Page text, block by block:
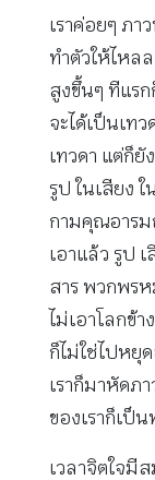
เราค่อยๆ ภา
ทำตัวให้ไหล
สูงขึ้นๆ ทีแร
จะได้เป็นเท
เทวดา แต่ก็
รูป ในเสียง
กามคุณอาร
เอาแล้ว รูป
สาร พวกพร
ไม่เอาโลกข้
ก็ไม่ใช่ไปหยุ
เราก็มาหัดภ
ของเราก็เป็
เวลาจิตใจมี